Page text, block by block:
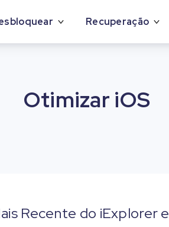
Recuperação
Otimizar iOS
Recente do iExplorer